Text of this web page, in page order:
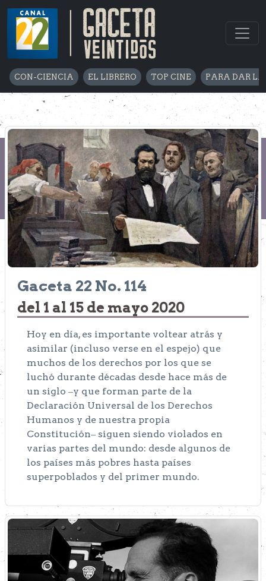
CON-CIENCIA EL LIBRERO TOP CINE PARA DAR
Gaceta 22 No. 114
del 1 al 15 de mayo 2020
Hoy en día, es importante voltear atrás y
asimilar (incluso verse en el espejo) que
muchos de los derechos por los que se
luchó durante décadas desde hace más de
un siglo ‒y que forman parte de la
Declaración Universal de los Derechos
Humanos y de nuestra propia
Constitución‒ siguen siendo violados en
varias partes del mundo: desde algunos de
los países más pobres hasta países
superpoblados y del primer mundo.